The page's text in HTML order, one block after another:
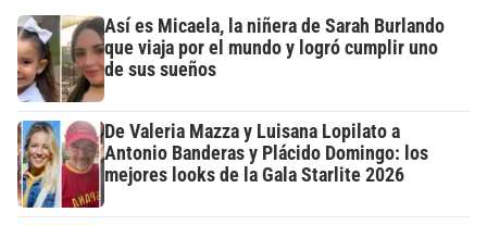
Así es Micaela, la niñera de Sarah Burlando
que viaja por el mundo y logró cumplir uno
de sus sueños
De Valeria Mazza y Luisana Lopilato a
Antonio Banderas y Plácido Domingo: los
mejores looks de la Gala Starlite 2026